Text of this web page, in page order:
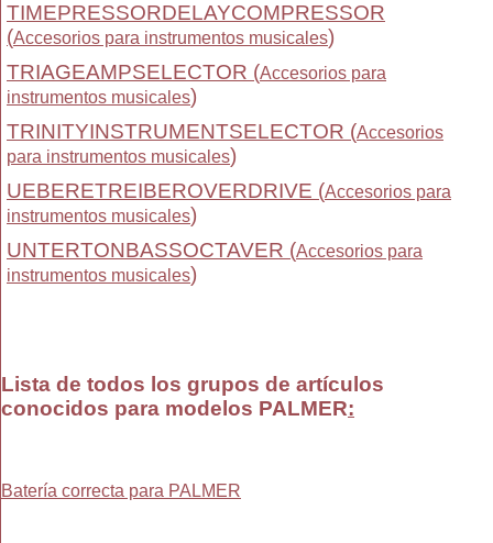
TIMEPRESSORDELAYCOMPRESSOR
(Accesorios para instrumentos musicales)
TRIAGEAMPSELECTOR (Accesorios para
instrumentos musicales)
TRINITYINSTRUMENTSELECTOR (Accesorios
para instrumentos musicales)
UEBERETREIBEROVERDRIVE (Accesorios para
instrumentos musicales)
UNTERTONBASSOCTAVER (Accesorios para
instrumentos musicales)
Lista de todos los grupos de artículos
conocidos para modelos PALMER:
Batería correcta para PALMER